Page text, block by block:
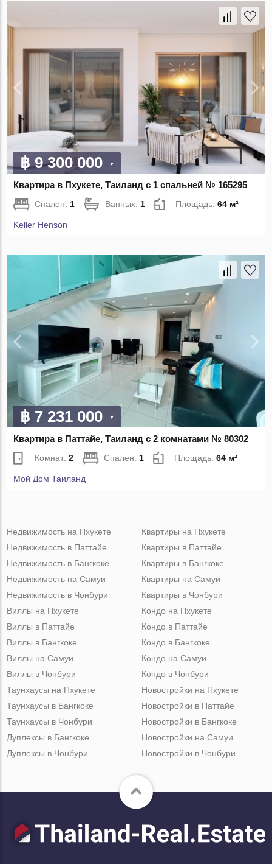
฿ 9 300 000
Квартира в Пхукете, Таиланд с 1 спальней № 165295
Спален: 1 Ванных: 1 Площадь:64 м²
Keller Henson
฿ 7 231 000
Квартира в Паттайе, Таиланд с 2 комнатами № 80302
Комнат:2 Спален: 1 Площадь:64 м²
Мой Дом Таиланд
Недвижимость на Пхукете
Недвижимость в Паттайе
Недвижимость в Бангкоке
Недвижимость на Самуи
Недвижимость в Чонбури
Квартиры на Пхукете
Квартиры в Паттайе
Квартиры в Бангкоке
Квартиры на Самуи
Квартиры в Чонбури
Виллы на Пхукете
Виллы в Паттайе
Виллы в Бангкоке
Виллы на Самуи
Виллы в Чонбури
Кондо на Пхукете
Кондо в Паттайе
Кондо в Бангкоке
Кондо на Самуи
Кондо в Чонбури
Таунхаусы на Пхукете
Таунхаусы в Бангкоке
Таунхаусы в Чонбури
Дуплексы в Бангкоке
Дуплексы в Чонбури
Новостройки на Пхукете
Новостройки в Паттайе
Новостройки в Бангкоке
Новостройки на Самуи
Новостройки в Чонбури